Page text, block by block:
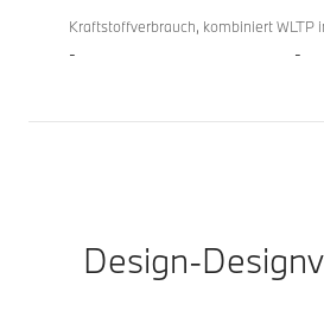
Kraftstoffverbrauch, kombiniert WLTP
- -
Design-